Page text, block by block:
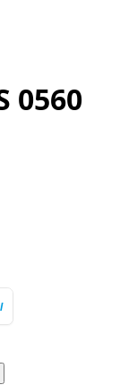
0560